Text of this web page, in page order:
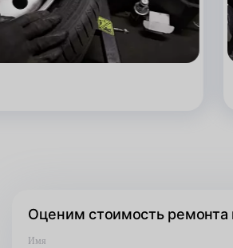
Оценим стоимость ремонта
Имя